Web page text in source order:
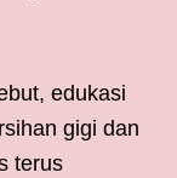
edukasi
gigi dan
terus